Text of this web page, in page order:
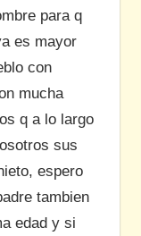
para q
es mayor
con
mucha
q a lo largo
sus
espero
tambien
edad y si